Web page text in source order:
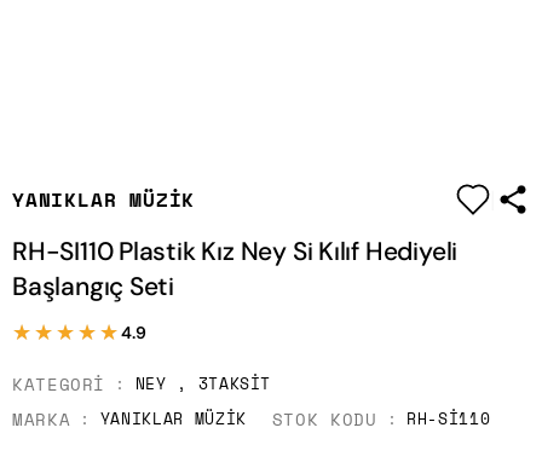
YANIKLAR MÜZIK
RH-SI110 Plastik Kız Ney Si Kılıf Hediyeli
Başlangıç Seti
★★★★★
★★★★★4.9
KATEGORI NEY , 3TAKSIT
MARKA YANIKLAR MÜZIK STOK KODU RH-SI110